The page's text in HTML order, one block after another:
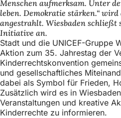
e
n
s
i
c
h
h
Menschen aufmerksam. Unter
leben. Demokratie stärken.“ wird
angestrahlt. Wiesbaden
Initiative an.
Stadt und die UNICEF-Gruppe
Aktion zum 35. Jahrestag der
Kinderrechtskonvention
und gesellschaftliches
dabei als Symbol für Frieden,
Zusätzlich wird es in
Veranstaltungen und kreative
Kinderrechte zu informieren.